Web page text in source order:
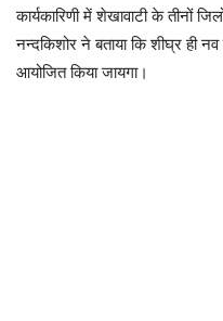
कार्यकारिणी में शेखावाटी के तीनों
नन्दकिशोर ने बताया कि शीघ्र ही
आयोजित किया जायगा।